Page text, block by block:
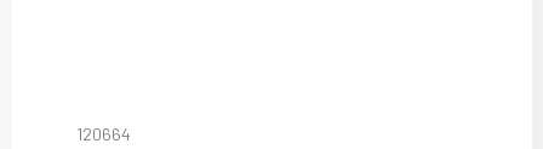
120664